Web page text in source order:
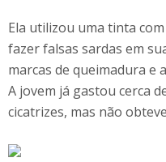
Ela utilizou uma tinta
fazer falsas sardas em
marcas de queimadura e
A jovem já gastou cerca
cicatrizes, mas não